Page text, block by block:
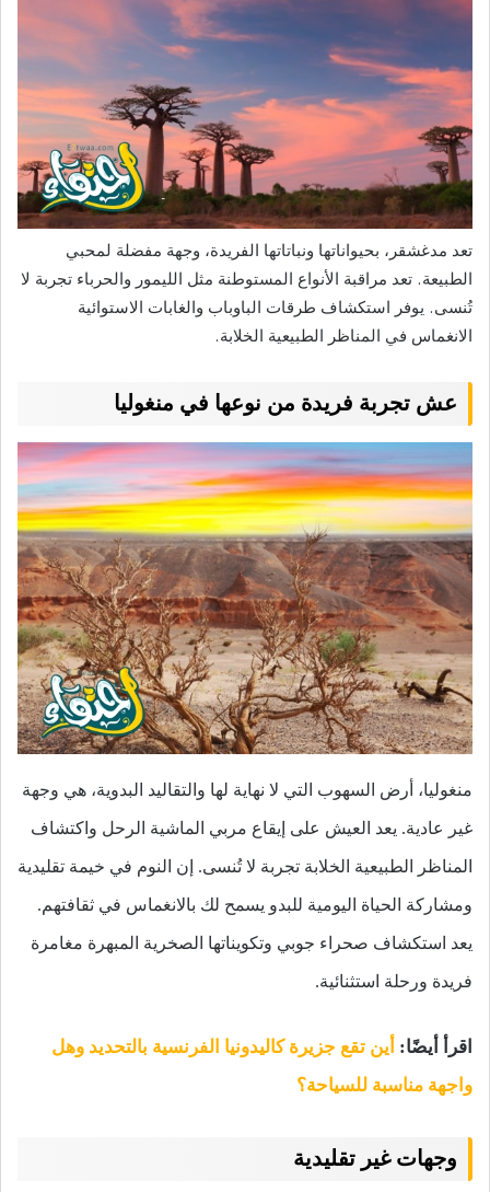
تعد مدغشقر، بحيواناتها ونباتاتها الفريدة، وجهة مفضلة لمحبي
الطبيعة. تعد مراقبة الأنواع المستوطنة مثل الليمور والحرباء تجربة لا
تُنسى. يوفر استكشاف طرقات الباوباب والغابات الاستوائية
الانغماس في المناظر الطبيعية الخلابة.
عش تجربة فريدة من نوعها في منغوليا
منغوليا، أرض السهوب التي لا نهاية لها والتقاليد البدوية، هي وجهة
غير عادية. يعد العيش على إيقاع مربي الماشية الرحل واكتشاف
المناظر الطبيعية الخلابة تجربة لا تُنسى. إن النوم في خيمة تقليدية
ومشاركة الحياة اليومية للبدو يسمح لك بالانغماس في ثقافتهم.
يعد استكشاف صحراء جوبي وتكويناتها الصخرية المبهرة مغامرة
فريدة ورحلة استثنائية.
اقرأ أيضًا: أين تقع جزيرة كاليدونيا الفرنسية بالتحديد وهل
واجهة مناسبة للسياحة؟
وجهات غير تقليدية